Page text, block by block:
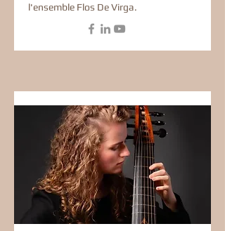
l'ensemble Flos De Virga.